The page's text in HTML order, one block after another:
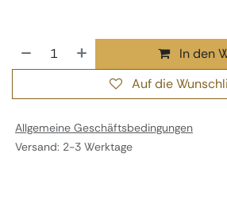
In den
Auf die
Allgemeine Geschäftsbedingungen
Versand: 2-3 Werktage